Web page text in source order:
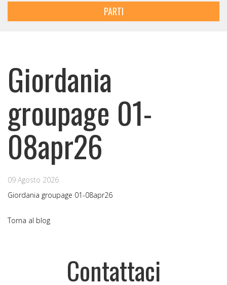
PARTI
Giordania
groupage 01-
08apr26
09 Agosto 2026
Giordania groupage 01-08apr26
Torna al blog
Contattaci